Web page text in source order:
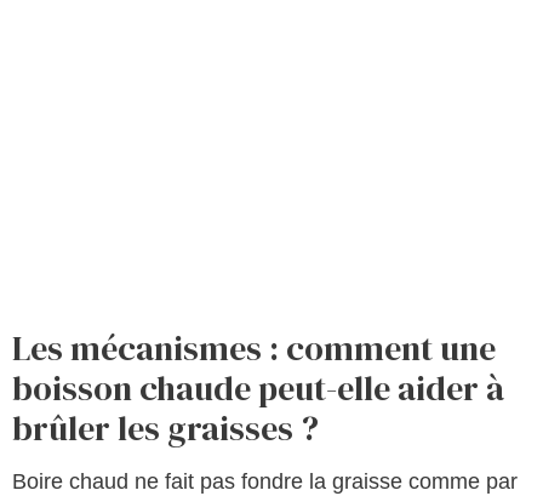
Les mécanismes : comment une
boisson chaude peut-elle aider à
brûler les graisses ?
Boire chaud ne fait pas fondre la graisse comme par